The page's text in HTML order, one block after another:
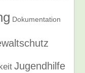
Dokumentation
Jugendhilfe